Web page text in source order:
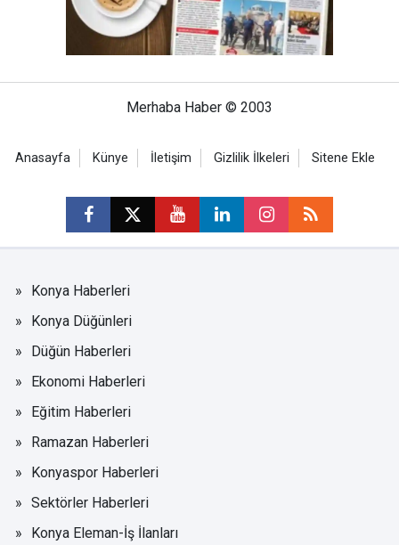
Merhaba Haber © 2003
Anasayfa Künye İletişim Gizlilik İlkeleri Sitene Ekle
Konya Haberleri
Konya Düğünleri
Düğün Haberleri
Ekonomi Haberleri
Eğitim Haberleri
Ramazan Haberleri
Konyaspor Haberleri
Sektörler Haberleri
Konya Eleman-İş İlanları